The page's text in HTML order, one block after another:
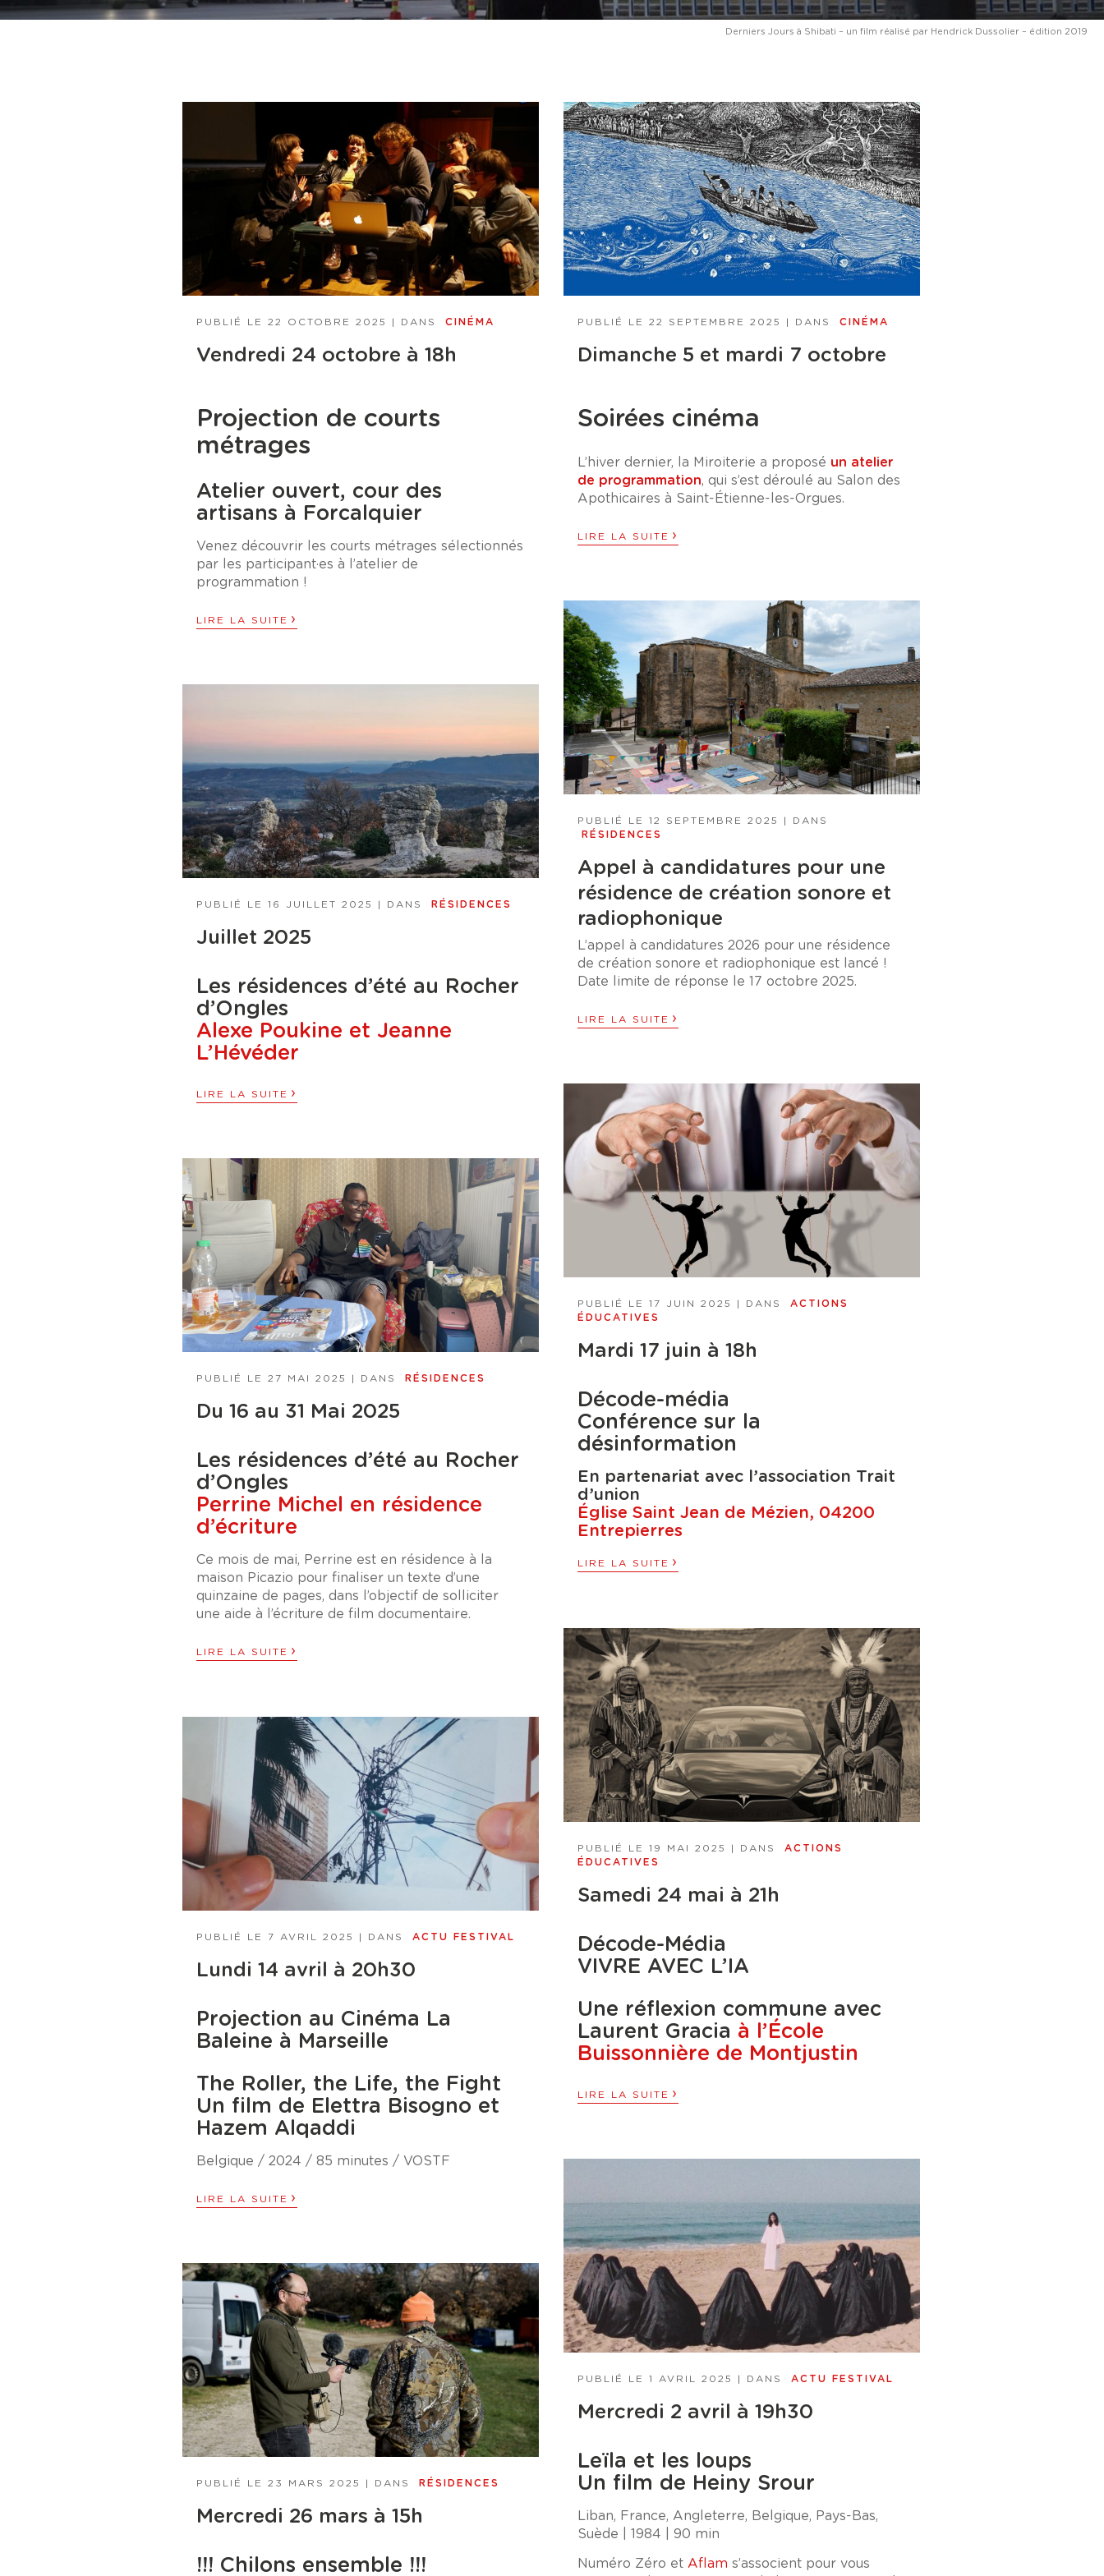
Derniers Jours à Shibati – un film réalisé par Hendrick Dussolier – édition 2019
PUBLIÉ LE22 OCTOBRE 2025 | DANS CINÉMA
Vendredi 24 octobre à 18h
Projection de courts
métrages
Atelier ouvert, cour des
artisans à Forcalquier
Venez découvrir les courts métrages sélectionnés
par les participant·es à l’atelier de
programmation !
LIRE LA SUITE ›
PUBLIÉ LE22 SEPTEMBRE 2025 | DANS CINÉMA
Dimanche 5 et mardi 7 octobre
Soirées cinéma
L’hiver dernier, la Miroiterie a proposé un atelier
de programmation, qui s’est déroulé au Salon des
Apothicaires à Saint-Étienne-les-Orgues.
LIRE LA SUITE ›
PUBLIÉ LE12 SEPTEMBRE 2025
| DANS
RÉSIDENCES
Appel à candidatures pour une
résidence de création sonore et
radiophonique
L’appel à candidatures 2026 pour une résidence
de création sonore et radiophonique est lancé !
Date limite de réponse le 17 octobre 2025.
LIRE LA SUITE ›
PUBLIÉ LE16 JUILLET 2025 | DANS RÉSIDENCES
Juillet 2025
Les résidences d’été au Rocher
d’Ongles
Alexe Poukine et Jeanne
L’Hévéder
LIRE LA SUITE ›
PUBLIÉ LE17 JUIN 2025 | DANS
ACTIONS
ÉDUCATIVES
Mardi 17 juin à 18h
Décode-média
Conférence sur la
désinformation
En partenariat avec l’association Trait
d’union
Église Saint Jean de Mézien, 04200
Entrepierres
LIRE LA SUITE ›
PUBLIÉ LE27 MAI 2025 | DANS RÉSIDENCES
Du 16 au 31 Mai 2025
Les résidences d’été au Rocher
d’Ongles
Perrine Michel en résidence
d’écriture
Ce mois de mai, Perrine est en résidence à la
maison Picazio pour finaliser un texte d’une
quinzaine de pages, dans l’objectif de solliciter
une aide à l’écriture de film documentaire.
LIRE LA SUITE ›
PUBLIÉ LE19 MAI 2025 | DANS
ACTIONS
ÉDUCATIVES
Samedi 24 mai à 21h
Décode-Média
VIVRE AVEC L’IA
Une réflexion commune avec
Laurent Gracia à l’École
Buissonnière de Montjustin
LIRE LA SUITE ›
PUBLIÉ LE 7 AVRIL 2025 | DANS ACTU FESTIVAL
Lundi 14 avril à 20h30
Projection au Cinéma La
Baleine à Marseille
The Roller, the Life, the Fight
Un film de Elettra Bisogno et
Hazem Alqaddi
Belgique / 2024 / 85 minutes / VOSTF
LIRE LA SUITE ›
PUBLIÉ LE1 AVRIL 2025 | DANS ACTU FESTIVAL
Mercredi 2 avril à 19h30
Leïla et les loups
Un film de Heiny Srour
Liban, France, Angleterre, Belgique, Pays-Bas,
Suède | 1984 | 90 min
Numéro Zéro et Aflam s’associent pour vous
PUBLIÉ LE23 MARS 2025 | DANS RÉSIDENCES
Mercredi 26 mars à 15h
!!! Chilons ensemble !!!